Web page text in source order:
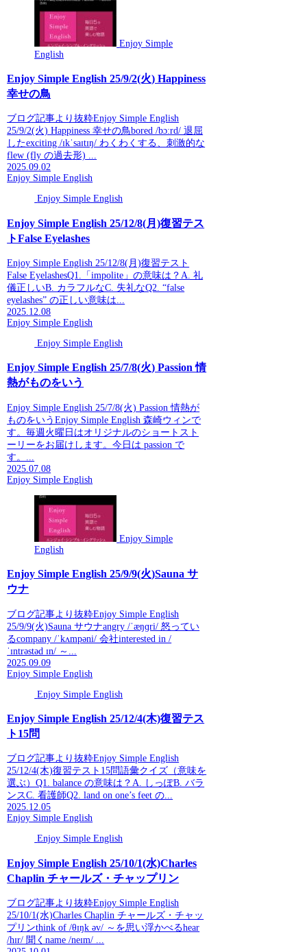
Enjoy Simple
English
Enjoy Simple English 25/9/2(火) Happiness
幸せの鳥
ブログ記事より抜粋Enjoy Simple English
25/9/2(火) Happiness 幸せの鳥bored /bɔːrd/ 退屈
したexciting /ɪkˈsaɪtɪŋ/ わくわくする、刺激的な
flew (fly の過去形) ...
2025.09.02
Enjoy Simple English
Enjoy Simple English
Enjoy Simple English 25/12/8(月)復習テス
トFalse Eyelashes
Enjoy Simple English 25/12/8(月)復習テスト
False EyelashesQ1.「impolite」の意味は？A. 礼
儀正しいB. カラフルなC. 失礼なQ2. “false
eyelashes” の正しい意味は...
2025.12.08
Enjoy Simple English
Enjoy Simple English
Enjoy Simple English 25/7/8(火) Passion 情
熱がものをいう
Enjoy Simple English 25/7/8(火) Passion 情熱が
ものをいうEnjoy Simple English 森崎ウィンで
す。毎週火曜日はオリジナルのショートスト
ーリーをお届けします。今日は passion で
す。...
2025.07.08
Enjoy Simple English
Enjoy Simple
English
Enjoy Simple English 25/9/9(火)Sauna サ
ウナ
ブログ記事より抜粋Enjoy Simple English
25/9/9(火)Sauna サウナangry /ˈæŋɡri/ 怒ってい
るcompany /ˈkʌmpəni/ 会社interested in /
ˈɪntrəstəd ɪn/ ～...
2025.09.09
Enjoy Simple English
Enjoy Simple English
Enjoy Simple English 25/12/4(木)復習テス
ト15問
ブログ記事より抜粋Enjoy Simple English
25/12/4(木)復習テスト15問語彙クイズ（意味を
選ぶ）Q1. balance の意味は？A. しっぽB. バラ
ンスC. 看護師Q2. land on one’s feet の...
2025.12.05
Enjoy Simple English
Enjoy Simple English
Enjoy Simple English 25/10/1(水)Charles
Chaplin チャールズ・チャップリン
ブログ記事より抜粋Enjoy Simple English
25/10/1(水)Charles Chaplin チャールズ・チャッ
プリンthink of /θɪŋk əv/ ～を思い浮かべるhear
/hɪr/ 聞くname /neɪm/ ...